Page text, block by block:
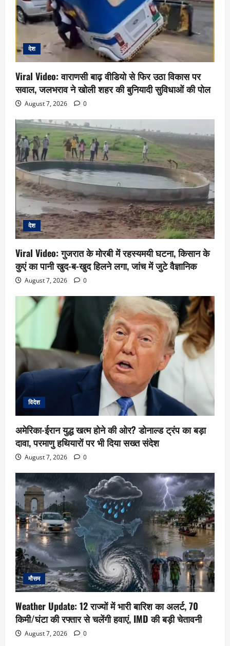
देश
Viral Video: वाराणसी बाढ़ वीडियो से फिर उठा विकास पर
सवाल, जलभराव ने खोली शहर की बुनियादी सुविधाओं की पोल
August 7, 2026 0
देश
Viral Video: गुजरात के मोरबी में रहस्यमयी घटना, किसान के
कुएं का पानी खुद-ब-खुद हिलने लगा, जांच में जुटे वैज्ञानिक
August 7, 2026 0
विदेश
अमेरिका-ईरान युद्ध खत्म होने की ओर? डोनाल्ड ट्रंप का बड़ा
दावा, परमाणु हथियारों पर भी दिया सख्त संदेश
August 7, 2026 0
मौसम
Weather Update: 12 राज्यों में भारी बारिश का अलर्ट, 70
किमी/घंटा की रफ्तार से चलेंगी हवाएं, IMD की बड़ी चेतावनी
August 7, 2026 0